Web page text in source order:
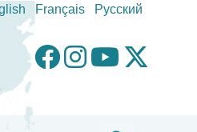
Français Pусский